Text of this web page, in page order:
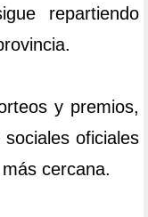
repartiendo
y premios,
oficiales
cercana.